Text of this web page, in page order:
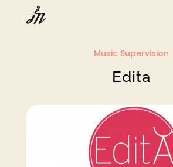
Music Supervision
Edita